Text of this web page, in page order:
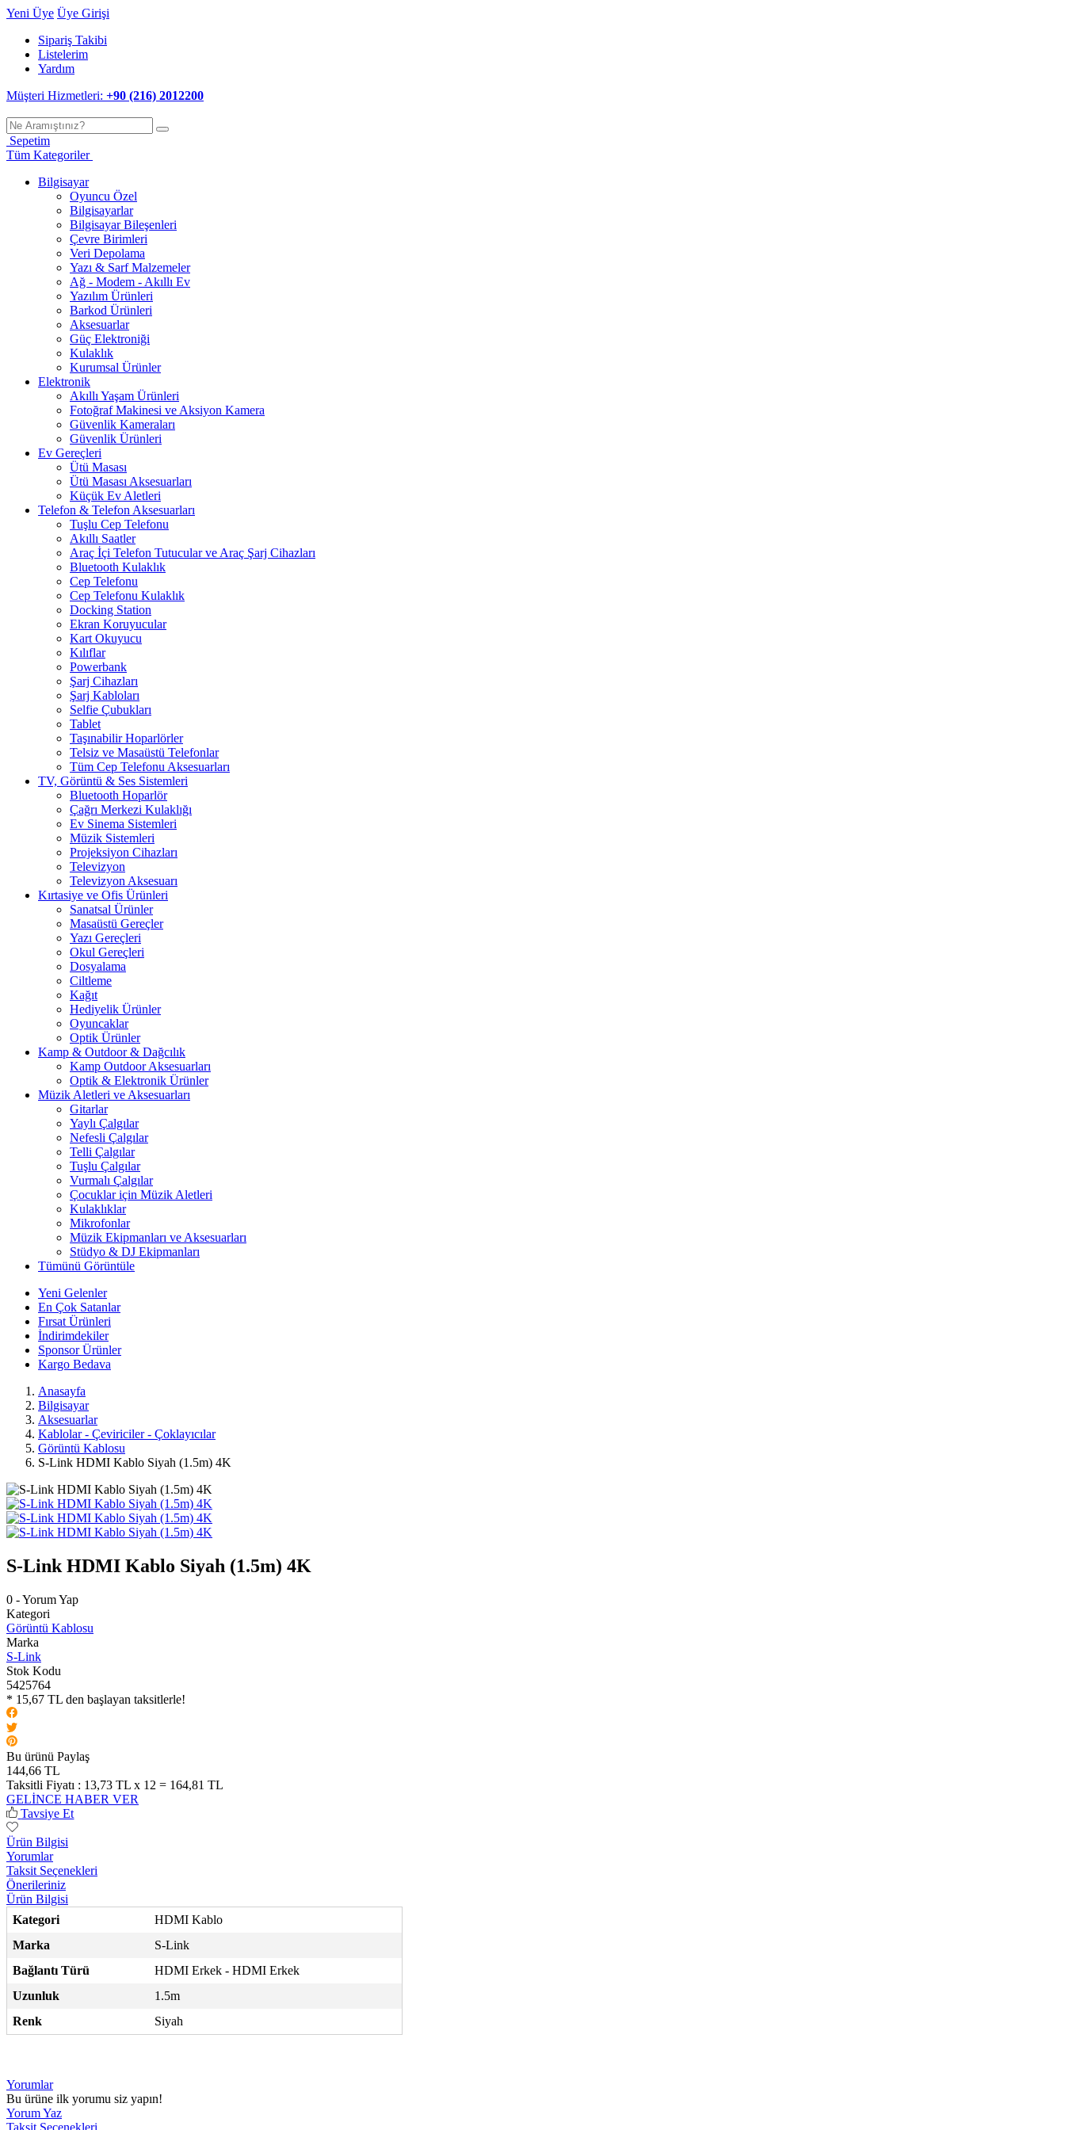
Yeni Üye Üye Girişi
Sipariş Takibi
Listelerim
Yardım
Müşteri Hizmetleri: +90 (216) 2012200
Sepetim
Tüm Kategoriler
Bilgisayar
Oyuncu Özel
Bilgisayarlar
Bilgisayar Bileşenleri
Çevre Birimleri
Veri Depolama
Yazı & Sarf Malzemeler
Ağ - Modem - Akıllı Ev
Yazılım Ürünleri
Barkod Ürünleri
Aksesuarlar
Güç Elektroniği
Kulaklık
Kurumsal Ürünler
Elektronik
Akıllı Yaşam Ürünleri
Fotoğraf Makinesi ve Aksiyon Kamera
Güvenlik Kameraları
Güvenlik Ürünleri
Ev Gereçleri
Ütü Masası
Ütü Masası Aksesuarları
Küçük Ev Aletleri
Telefon & Telefon Aksesuarları
Tuşlu Cep Telefonu
Akıllı Saatler
Araç İçi Telefon Tutucular ve Araç Şarj Cihazları
Bluetooth Kulaklık
Cep Telefonu
Cep Telefonu Kulaklık
Docking Station
Ekran Koruyucular
Kart Okuyucu
Kılıflar
Powerbank
Şarj Cihazları
Şarj Kabloları
Selfie Çubukları
Tablet
Taşınabilir Hoparlörler
Telsiz ve Masaüstü Telefonlar
Tüm Cep Telefonu Aksesuarları
TV, Görüntü & Ses Sistemleri
Bluetooth Hoparlör
Çağrı Merkezi Kulaklığı
Ev Sinema Sistemleri
Müzik Sistemleri
Projeksiyon Cihazları
Televizyon
Televizyon Aksesuarı
Kırtasiye ve Ofis Ürünleri
Sanatsal Ürünler
Masaüstü Gereçler
Yazı Gereçleri
Okul Gereçleri
Dosyalama
Ciltleme
Kağıt
Hediyelik Ürünler
Oyuncaklar
Optik Ürünler
Kamp & Outdoor & Dağcılık
Kamp Outdoor Aksesuarları
Optik & Elektronik Ürünler
Müzik Aletleri ve Aksesuarları
Gitarlar
Yaylı Çalgılar
Nefesli Çalgılar
Telli Çalgılar
Tuşlu Çalgılar
Vurmalı Çalgılar
Çocuklar için Müzik Aletleri
Kulaklıklar
Mikrofonlar
Müzik Ekipmanları ve Aksesuarları
Stüdyo & DJ Ekipmanları
Tümünü Görüntüle
Yeni Gelenler
En Çok Satanlar
Fırsat Ürünleri
İndirimdekiler
Sponsor Ürünler
Kargo Bedava
Anasayfa
Bilgisayar
Aksesuarlar
Kablolar - Çeviriciler - Çoklayıcılar
Görüntü Kablosu
S-Link HDMI Kablo Siyah (1.5m) 4K
S-Link HDMI Kablo Siyah (1.5m) 4K
0 - Yorum Yap
Kategori
Görüntü Kablosu
Marka
S-Link
Stok Kodu
5425764
* 15,67 TL den başlayan taksitlerle!
Bu ürünü Paylaş
144,66 TL
Taksitli Fiyatı : 13,73 TL x 12 = 164,81 TL
GELİNCE HABER VER
Tavsiye Et
Ürün Bilgisi
Yorumlar
Taksit Seçenekleri
Önerileriniz
Ürün Bilgisi
Kategori
HDMI Kablo
Marka
S-Link
Bağlantı Türü
HDMI Erkek - HDMI Erkek
Uzunluk
1.5m
Renk
Siyah
Yorumlar
Bu ürüne ilk yorumu siz yapın!
Yorum Yaz
Taksit Seçenekleri